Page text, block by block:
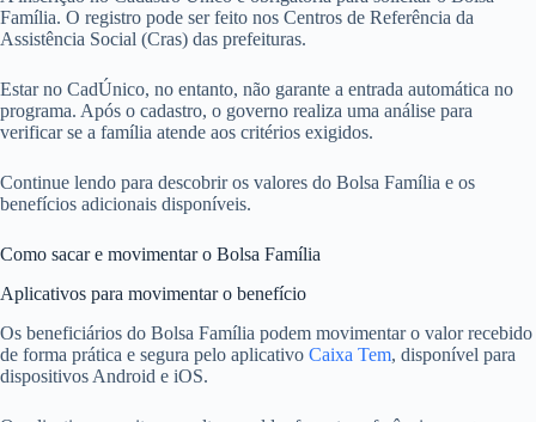
Família. O registro pode ser feito nos Centros de Referência da
Assistência Social (Cras) das prefeituras.
Estar no CadÚnico, no entanto, não garante a entrada automática no
programa. Após o cadastro, o governo realiza uma análise para
verificar se a família atende aos critérios exigidos.
Continue lendo para descobrir os valores do Bolsa Família e os
benefícios adicionais disponíveis.
Como sacar e movimentar o Bolsa Família
Aplicativos para movimentar o benefício
Os beneficiários do Bolsa Família podem movimentar o valor recebido
de forma prática e segura pelo aplicativo Caixa Tem, disponível para
dispositivos Android e iOS.